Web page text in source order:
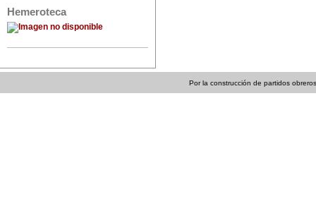
Hemeroteca
Por la construcción de partidos